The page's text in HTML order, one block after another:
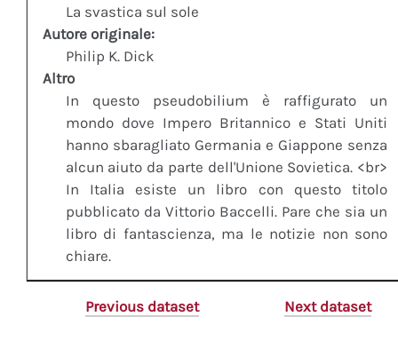
La svastica sul sole
Autore originale:
Philip K. Dick
Altro
In questo pseudobilium è raffigurato un
mondo dove Impero Britannico e Stati Uniti
hanno sbaragliato Germania e Giappone senza
alcun aiuto da parte dell'Unione Sovietica. <br>
In Italia esiste un libro con questo titolo
pubblicato da Vittorio Baccelli. Pare che sia un
libro di fantascienza, ma le notizie non sono
chiare.
Previous dataset Next dataset